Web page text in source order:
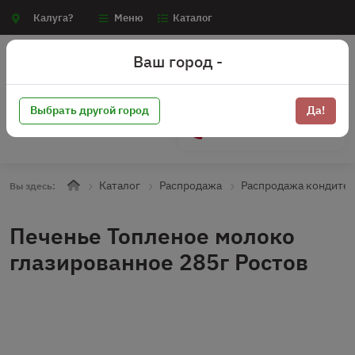
Калуга? Меню Каталог
Вы здесь: Каталог Распродажа Распродажа
Печенье Топленое молоко
глазированное 285г Ростов
Ваш город -
Выбрать другой город Да!